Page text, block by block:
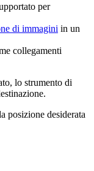
per
di immagini in un
collegamenti
lo strumento di
posizione desiderata